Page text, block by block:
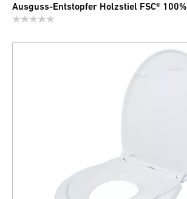
Ausguss-Entstopfer Holzstiel FSC® 100%